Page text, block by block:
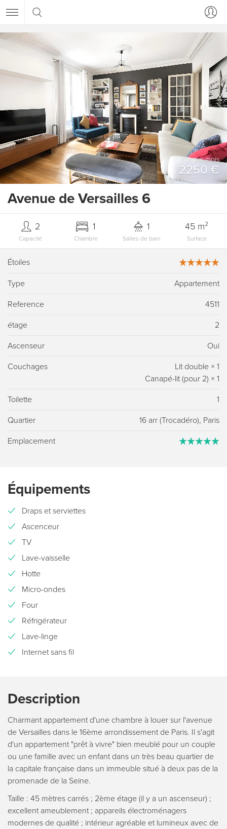
Prix ​​par mois
2250 €
Avenue de Versailles 6
Capacité
2
Chambre
1
Salles de bain
1
Surface
45 m²
Étoiles
Type Appartement
Reference 4511
étage 2
Ascenseur Oui
Couchages Lit double × 1
Canapé-lit (pour 2) × 1
Toilette 1
Quartier 16 arr (Trocadéro), Paris
Emplacement
Équipements
Draps et serviettes
Ascenceur
TV
Lave-vaisselle
Hotte
Micro-ondes
Four
Réfrigérateur
Lave-linge
Internet sans fil
Description
Charmant appartement d'une chambre à louer sur l'avenue
de Versailles dans le 16ème arrondissement de Paris. Il s'agit
d'un appartement "prêt à vivre" bien meublé pour un couple
ou une famille avec un enfant dans un très beau quartier de
la capitale française dans un immeuble situé à deux pas de la
promenade de la Seine.
Taille : 45 mètres carrés ; 2ème étage (il y a un ascenseur) ;
excellent ameublement ; appareils électroménagers
modernes de qualité ; intérieur agréable et lumineux avec de